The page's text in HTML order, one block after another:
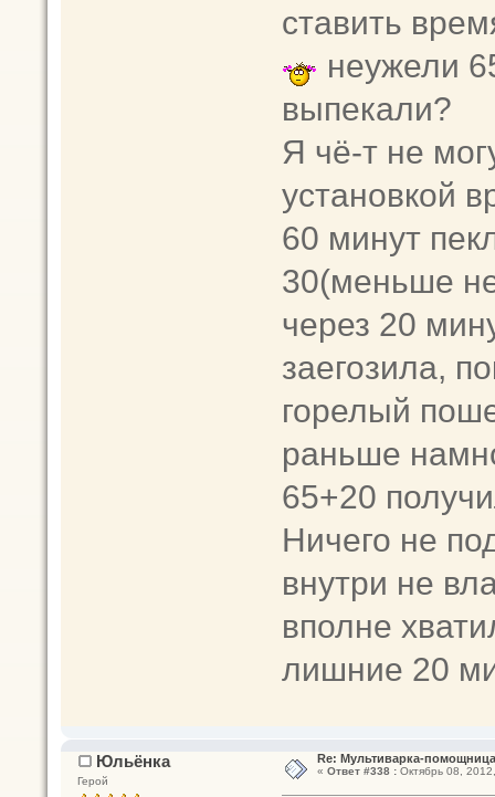
ставить
неужели
выпекали?
Я чё-т не
установкой
60 минут
30(меньше
через 20
заегозила,
горелый
раньше
65+20
Ничего не
внутри не
вполне
лишние 20
Юльёнка
Герой
Re: Мультиварка-
« Ответ #338 :Октябрь 08,